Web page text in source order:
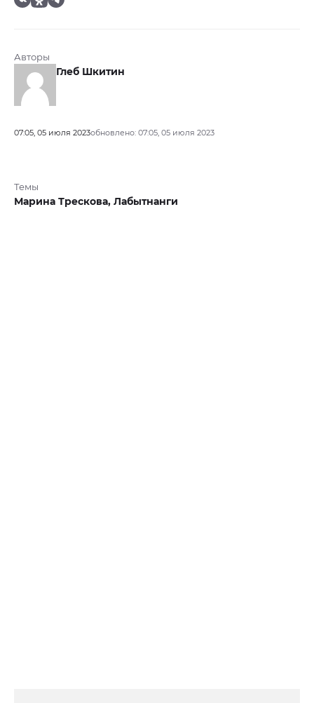
Авторы
Глеб Шкитин
07:05, 05 июля 2023обновлено: 07:05, 05 июля 2023
Темы
Марина Трескова, Лабытнанги